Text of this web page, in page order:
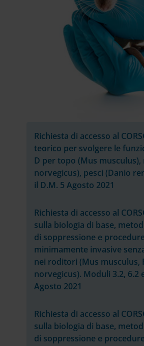
Richiesta di accesso al
teorico per svolgere le
D per topo (Mus
norvegicus), pesci (Danio
il D.M. 5 Agosto 2021
Richiesta di accesso al
sulla biologia di base,
di soppressione e
minimamente invasive
nei roditori (Mus musculus,
norvegicus). Moduli 3.2, 6.2
Agosto 2021
Richiesta di accesso al
sulla biologia di base,
di soppressione e